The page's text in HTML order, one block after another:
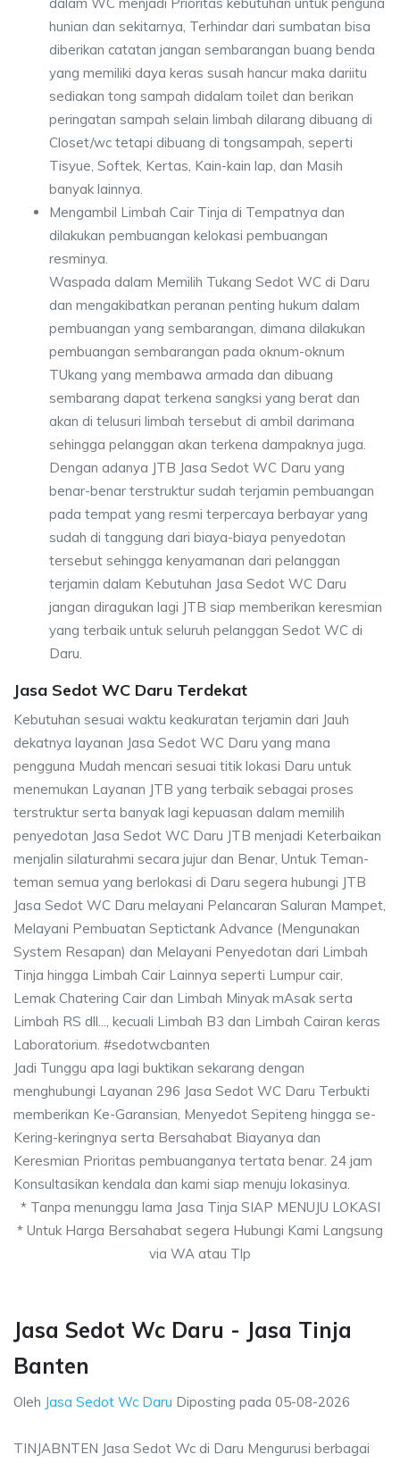
hunian dan sekitarnya, Terhindar dari sumbatan bisa
diberikan catatan jangan sembarangan buang benda
yang memiliki daya keras susah hancur maka dariitu
sediakan tong sampah didalam toilet dan berikan
peringatan sampah selain limbah dilarang dibuang di
Closet/wc tetapi dibuang di tongsampah, seperti
Tisyue, Softek, Kertas, Kain-kain lap, dan Masih
banyak lainnya.
Mengambil Limbah Cair Tinja di Tempatnya dan
dilakukan pembuangan kelokasi pembuangan
resminya.
Waspada dalam Memilih Tukang Sedot WC di Daru
dan mengakibatkan peranan penting hukum dalam
pembuangan yang sembarangan, dimana dilakukan
pembuangan sembarangan pada oknum-oknum
TUkang yang membawa armada dan dibuang
sembarang dapat terkena sangksi yang berat dan
akan di telusuri limbah tersebut di ambil darimana
sehingga pelanggan akan terkena dampaknya juga.
Dengan adanya JTB Jasa Sedot WC Daru yang
benar-benar terstruktur sudah terjamin pembuangan
pada tempat yang resmi terpercaya berbayar yang
sudah di tanggung dari biaya-biaya penyedotan
tersebut sehingga kenyamanan dari pelanggan
terjamin dalam Kebutuhan Jasa Sedot WC Daru
jangan diragukan lagi JTB siap memberikan keresmian
yang terbaik untuk seluruh pelanggan Sedot WC di
Daru.
Jasa Sedot WC Daru Terdekat
Kebutuhan sesuai waktu keakuratan terjamin dari Jauh
dekatnya layanan Jasa Sedot WC Daru yang mana
pengguna Mudah mencari sesuai titik lokasi Daru untuk
menemukan Layanan JTB yang terbaik sebagai proses
terstruktur serta banyak lagi kepuasan dalam memilih
penyedotan Jasa Sedot WC Daru JTB menjadi Keterbaikan
menjalin silaturahmi secara jujur dan Benar, Untuk Teman-
teman semua yang berlokasi di Daru segera hubungi JTB
Jasa Sedot WC Daru melayani Pelancaran Saluran Mampet,
Melayani Pembuatan Septictank Advance (Mengunakan
System Resapan) dan Melayani Penyedotan dari Limbah
Tinja hingga Limbah Cair Lainnya seperti Lumpur cair,
Lemak Chatering Cair dan Limbah Minyak mAsak serta
Limbah RS dll..., kecuali Limbah B3 dan Limbah Cairan keras
Laboratorium. #sedotwcbanten
Jadi Tunggu apa lagi buktikan sekarang dengan
menghubungi Layanan 296 Jasa Sedot WC Daru Terbukti
memberikan Ke-Garansian, Menyedot Sepiteng hingga se-
Kering-keringnya serta Bersahabat Biayanya dan
Keresmian Prioritas pembuanganya tertata benar. 24 jam
Konsultasikan kendala dan kami siap menuju lokasinya.
* Tanpa menunggu lama Jasa Tinja SIAP MENUJU LOKASI
* Untuk Harga Bersahabat segera Hubungi Kami Langsung
via WA atau Tlp
Jasa Sedot Wc Daru - Jasa Tinja
Banten
Oleh Jasa Sedot Wc Daru Diposting pada 05-08-2026
TINJABNTEN Jasa Sedot Wc di Daru Mengurusi berbagai